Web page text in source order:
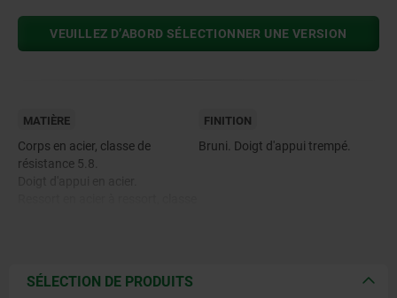
VEUILLEZ D’ABORD SÉLECTIONNER UNE VERSION
MATIÈRE
Corps en acier, classe de
résistance 5.8.
FINITION
Bruni. Doigt d'appui trempé.
SÉLECTION DE PRODUITS